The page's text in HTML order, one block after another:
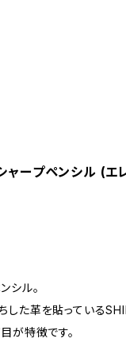
ープペンシル (エ
シル。
した革を貼っている
が特徴です。